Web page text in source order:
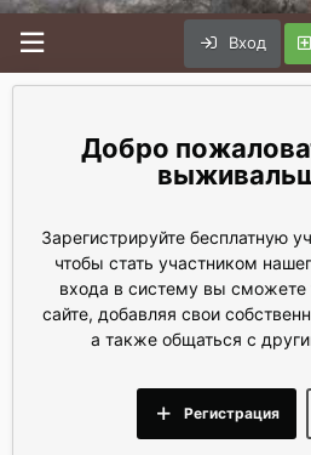
Вход
Зарегистрируйте бесплатную
чтобы стать участником
входа в систему вы сможете
сайте, добавляя свои
а также общаться с
Регистрация